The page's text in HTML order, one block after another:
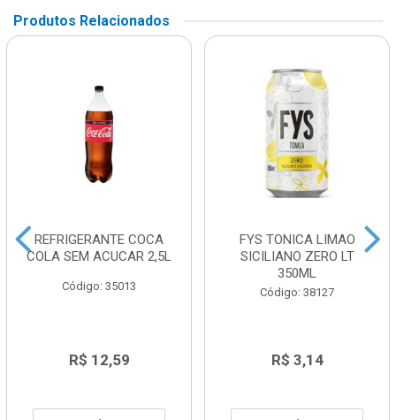
Produtos Relacionados
REFRIGERANTE COCA
COLA SEM ACUCAR 2,5L
Código: 35013
R$ 12,59
FYS TONICA LIMAO
SICILIANO ZERO LT
350ML
Código: 38127
R$ 3,14